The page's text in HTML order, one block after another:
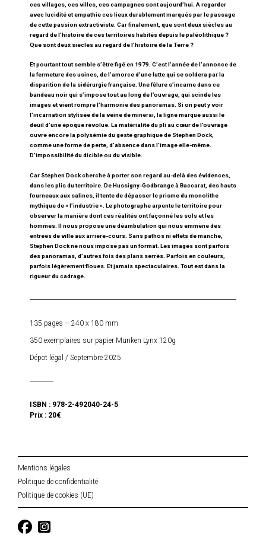
ces villages, ces villes, ces campagnes sont aujourd’hui. A regarder
avec lucidité et empathie ces lieux durablement marqués par le passage
de cette passion extractiviste. Car finalement, que sont deux siècles au
regard de l’histoire de ces territoires habités depuis le paléolithique ?
Que sont deux siècles au regard de l’histoire de la Terre ?
Et pourtant tout semble s’être figé en 1979. C’est l’année de l’annonce de
la fermeture des usines, de l’amorce d’une lutte qui se soldera par la
disparition de la sidérurgie française. Une fêlure s’incarne dans ce
bandeau noir qui s’impose tout au long de l’ouvrage, qui scinde les
images et vient rompre l’harmonie des panoramas. Si on peut y voir
l’incarnation stylisée de la veine de minerai, la ligne marque aussi le
deuil d’une époque révolue. La matérialité du pli au cœur de l’ouvrage
ouvre encore la polysémie du geste graphique de Stephen Dock,
comme une forme de perte, d’absence dans l’image elle-même.
D’impossibilité du dicible ou du visible.
Car Stephen Dock cherche à porter son regard au-delà des évidences,
dans les plis du territoire. De Hussigny-Godbrange à Baccarat, des hauts
fourneaux aux salines, il tente de dépasser le prisme du monolithe
mythique de « l’industrie ». Le photographe arpente le territoire pour
observer la manière dont ces réalités ont façonné les sols et les
hommes. Il nous propose une déambulation qui nous emmène des
entrées de ville aux arrière-cours. Sans pathos ni effets de manche,
Stephen Dock ne nous impose pas un format. Les images sont parfois
des panoramas, d’autres fois des plans serrés. Parfois en couleurs,
parfois légèrement floues. Et jamais spectaculaires. Tout est dans la
rigueur du cadrage.
135 pages – 240 x 180 mm
350 exemplaires sur papier Munken Lynx 120g
Dépot légal / Septembre 2025
ISBN : 978-2-492040-24-5
Prix : 20€
Mentions légales
Politique de confidentialité
Politique de cookies (UE)